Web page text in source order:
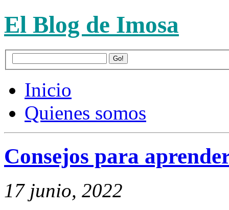
El Blog de Imosa
Inicio
Quienes somos
Consejos para
17 junio, 2022